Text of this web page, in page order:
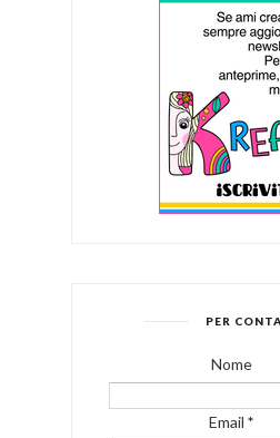
PER
Nome
Email *